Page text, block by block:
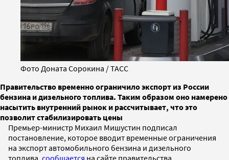
Фото Доната Сорокина / ТАСС
Правительство временно ограничило экспорт из России
бензина и дизельного топлива. Таким образом оно намерено
насытить внутренний рынок и рассчитывает, что это
позволит стабилизировать цены
Премьер-министр Михаил Мишустин подписал
постановление, которое вводит временные ограничения
на экспорт автомобильного бензина и дизельного
топлива, сообщается на сайте правительства.